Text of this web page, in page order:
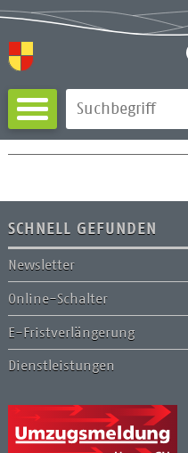
Direkt zum Inhalt springen
Suchbegriff
SCHNELL GEFUNDEN
Newsletter
Online-Schalter
E-Fristverlängerung
Dienstleistungen